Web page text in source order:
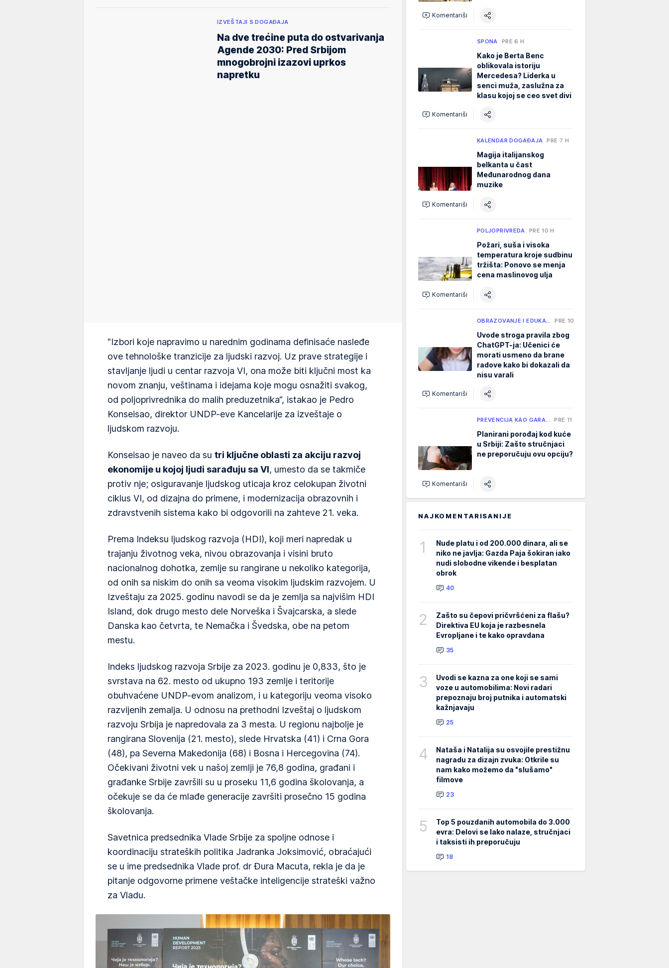
IZVEŠTAJI S DOGAĐAJA
Na dve trećine puta do ostvarivanja
Agende 2030: Pred Srbijom
mnogobrojni izazovi uprkos
napretku
"Izbori koje napravimo u narednim godinama definisaće nasleđe
ove tehnološke tranzicije za ljudski razvoj. Uz prave strategije i
stavljanje ljudi u centar razvoja VI, ona može biti ključni most ka
novom znanju, veštinama i idejama koje mogu osnažiti svakog,
od poljoprivrednika do malih preduzetnika“, istakao je Pedro
Konseisao, direktor UNDP-eve Kancelarije za izveštaje o
ljudskom razvoju.
Konseisao je naveo da su tri ključne oblasti za akciju razvoj
ekonomije u kojoj ljudi sarađuju sa VI, umesto da se takmiče
protiv nje; osiguravanje ljudskog uticaja kroz celokupan životni
ciklus VI, od dizajna do primene, i modernizacija obrazovnih i
zdravstvenih sistema kako bi odgovorili na zahteve 21. veka.
Prema Indeksu ljudskog razvoja (HDI), koji meri napredak u
trajanju životnog veka, nivou obrazovanja i visini bruto
nacionalnog dohotka, zemlje su rangirane u nekoliko kategorija,
od onih sa niskim do onih sa veoma visokim ljudskim razvojem. U
Izveštaju za 2025. godinu navodi se da je zemlja sa najvišim HDI
Island, dok drugo mesto dele Norveška i Švajcarska, a slede
Danska kao četvrta, te Nemačka i Švedska, obe na petom
mestu.
Indeks ljudskog razvoja Srbije za 2023. godinu je 0,833, što je
svrstava na 62. mesto od ukupno 193 zemlje i teritorije
obuhvaćene UNDP-evom analizom, i u kategoriju veoma visoko
razvijenih zemalja. U odnosu na prethodni Izveštaj o ljudskom
razvoju Srbija je napredovala za 3 mesta. U regionu najbolje je
rangirana Slovenija (21. mesto), slede Hrvatska (41) i Crna Gora
(48), pa Severna Makedonija (68) i Bosna i Hercegovina (74).
Očekivani životni vek u našoj zemlji je 76,8 godina, građani i
građanke Srbije završili su u proseku 11,6 godina školovanja, a
očekuje se da će mlađe generacije završiti prosečno 15 godina
školovanja.
Savetnica predsednika Vlade Srbije za spoljne odnose i
koordinaciju strateških politika Jadranka Joksimović, obraćajući
se u ime predsednika Vlade prof. dr Đura Macuta, rekla je da je
pitanje odgovorne primene veštačke inteligencije strateški važno
za Vladu.
Komentariši
SPONA PRE 6 H
Kako je Berta Benc
oblikovala istoriju
Mercedesa? Liderka u
senci muža, zaslužna za
klasu kojoj se ceo svet divi
Komentariši
KALENDAR DOGAĐAJA PRE 7 H
Magija italijanskog
belkanta u čast
Međunarodnog dana
muzike
Komentariši
POLJOPRIVREDA PRE 10 H
Požari, suša i visoka
temperatura kroje sudbinu
tržišta: Ponovo se menja
cena maslinovog ulja
Komentariši
OBRAZOVANJE I EDUKA… PRE 10 H
Uvode stroga pravila zbog
ChatGPT-ja: Učenici će
morati usmeno da brane
radove kako bi dokazali da
nisu varali
Komentariši
PREVENCIJA KAO GARA… PRE 11 H
Planirani porođaj kod kuće
u Srbiji: Zašto stručnjaci
ne preporučuju ovu opciju?
Komentariši
NAJKOMENTARISANIJE
1
Nude platu i od 200.000 dinara, ali se
niko ne javlja: Gazda Paja šokiran iako
nudi slobodne vikende i besplatan
obrok
40
2
Zašto su čepovi pričvršćeni za flašu?
Direktiva EU koja je razbesnela
Evropljane i te kako opravdana
35
3
Uvodi se kazna za one koji se sami
voze u automobilima: Novi radari
prepoznaju broj putnika i automatski
kažnjavaju
25
4
Nataša i Natalija su osvojile prestižnu
nagradu za dizajn zvuka: Otkrile su
nam kako možemo da "slušamo"
filmove
23
5
Top 5 pouzdanih automobila do 3.000
evra: Delovi se lako nalaze, stručnjaci
i taksisti ih preporučuju
18